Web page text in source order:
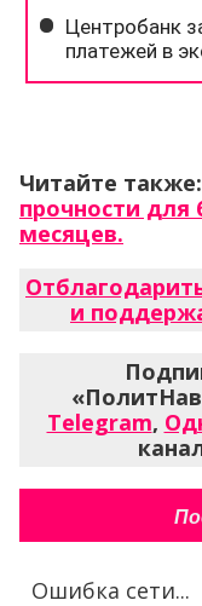
Читайте также:
прочности
месяцев.
и
Telegram,
Ошибка сети...